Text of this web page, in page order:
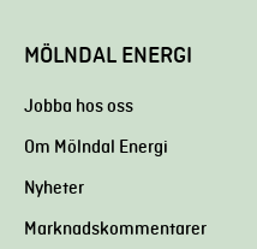
MÖLNDAL ENERGI
Jobba hos oss
Om Mölndal Energi
Nyheter
Marknadskommentarer